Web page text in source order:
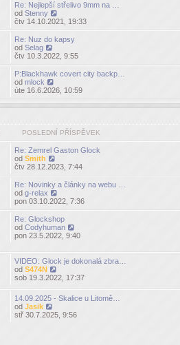
Re: Nejlepší střelivo 9mm na …
odStenny
Zobrazit
poslední
příspěvek
čtv 14.10.2021, 19:33
Re: Nuz do kapsy
odSelag
Zobrazit
poslední
příspěvek
čtv 10.3.2022, 9:55
P:Blackhawk covert city backp…
odmlock
Zobrazit
příspěvek
úte 16.6.2026, 10:59
POSLEDNÍ PŘÍSPĚVEK
Re: Zemrel Gaston Glock
odSmith
Zobrazit
poslední
příspěvek
čtv 28.12.2023, 7:44
Re: Novinky a články na webu …
odg-relax
Zobrazit
poslední
příspěvek
pon 03.10.2022, 7:36
Re: Glockshop
odCodyhuman
Zobrazit
příspěvek
pon 23.5.2022, 9:40
VIDEO: Glock je dokonalá zbra…
odS474N
Zobrazit
sob 19.3.2022, 17:37
14.09.2025 - Skalice u Litomě…
odJasik
Zobrazit
stř 30.7.2025, 9:56